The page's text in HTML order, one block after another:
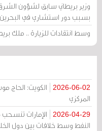
وزير بريطاني سابق لشؤون
بسبب دور استشاري في البحرين
وسط انتقادات للزيارة .. ملك
2026-06-02
الكويت: الحاج
المركزي
2026-04-29
الإمارات
النفط وسط خلافات بين دول